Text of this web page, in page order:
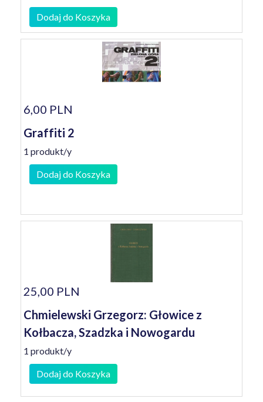
Dodaj do Koszyka
6,00 PLN
Graffiti 2
1 produkt/y
Dodaj do Koszyka
25,00 PLN
Chmielewski Grzegorz: Głowice z
Kołbacza, Szadzka i Nowogardu
1 produkt/y
Dodaj do Koszyka